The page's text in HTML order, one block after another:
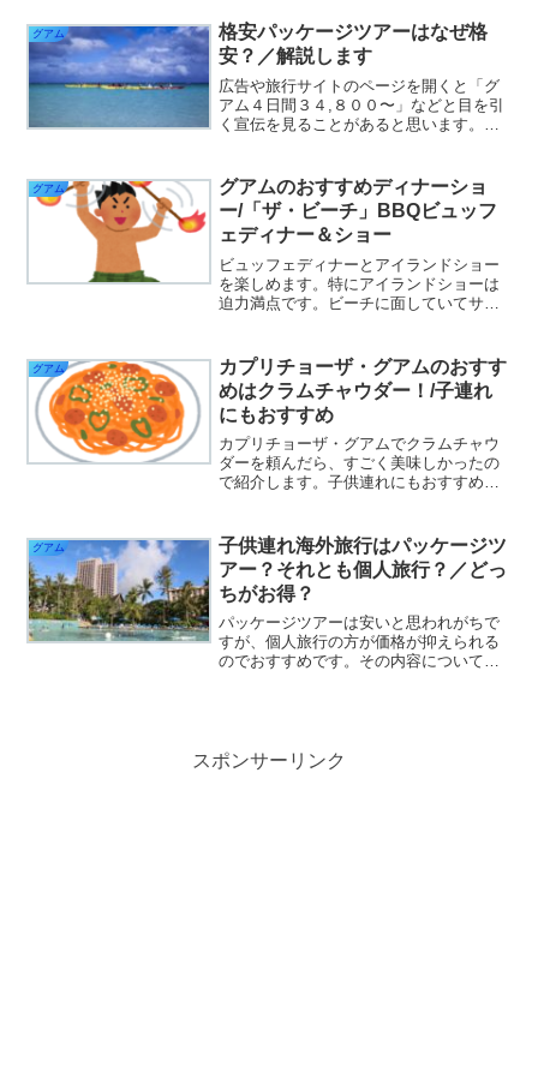
グアム
格安パッケージツアーはなぜ格
安？／解説します
広告や旅行サイトのページを開くと「グ
アム４日間３４,８００〜」などと目を引
く宣伝を見ることがあると思います。な
ありません。なぜ格安なのか説明してい
きたいと思います。shun-travel.com
グアム
グアムのおすすめディナーショ
ー/「ザ・ビーチ」BBQビュッフ
ェディナー＆ショー
ビュッフェディナーとアイランドショー
を楽しめます。特にアイランドショーは
迫力満点です。ビーチに面していてサン
です。５歳以下は無料というのも子育て
家族には嬉しいです。shun-travel.com
グアム
カプリチョーザ・グアムのおすす
めはクラムチャウダー！/子連れ
にもおすすめ
カプリチョーザ・グアムでクラムチャウ
ダーを頼んだら、すごく美味しかったの
で紹介します。子供連れにもおすすめで
shun-travel.com
グアム
子供連れ海外旅行はパッケージツ
アー？それとも個人旅行？／どっ
ちがお得？
パッケージツアーは安いと思われがちで
すが、個人旅行の方が価格が抑えられる
のでおすすめです。その内容についてグ
スポンサーリンク